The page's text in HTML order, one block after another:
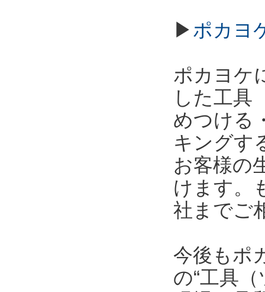
▶ポカヨ
ポカヨケ
した工具
めつける
キングす
お客様の
けます。
社までご
今後もポ
の“工具